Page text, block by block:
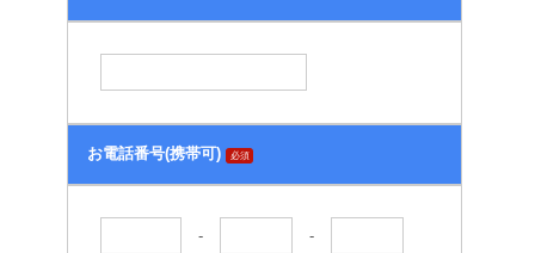
お電話番号(携帯可) 必須
- -